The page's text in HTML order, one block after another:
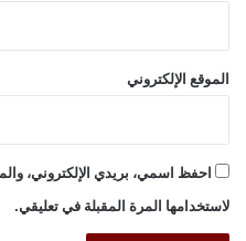
الموقع الإلكتروني
احفظ اسمي، بريدي الإلكتروني،
لاستخدامها المرة المقبلة في تعليقي.